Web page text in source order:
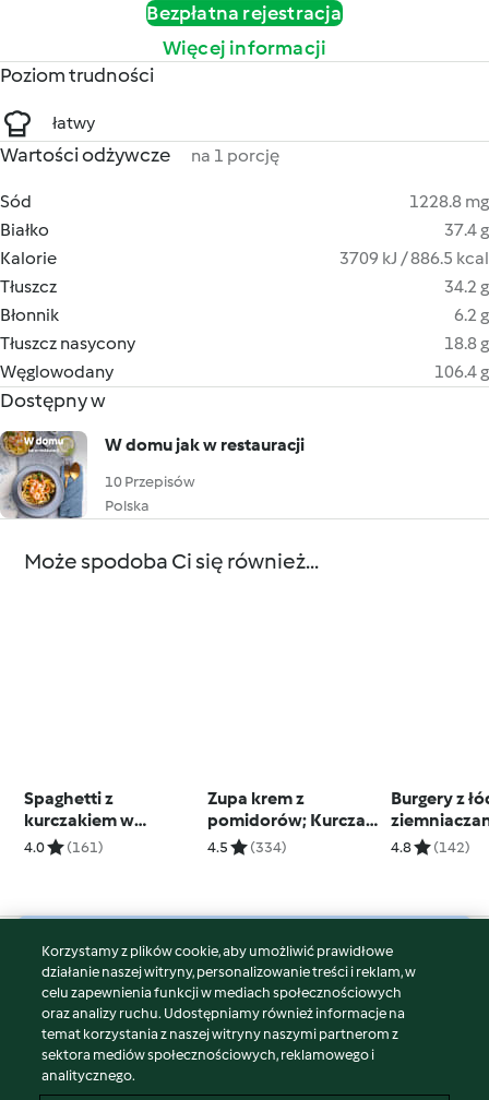
Bezpłatna rejestracja
Więcej informacji
Poziom trudności
łatwy
Wartości odżywcze na 1 porcję
Sód
1228.8 mg
Białko
37.4 g
Kalorie
3709 kJ / 886.5 kcal
Tłuszcz
34.2 g
Błonnik
6.2 g
Tłuszcz nasycony
18.8 g
Węglowodany
106.4 g
Dostępny w
W domu jak w restauracji
10 Przepisów
Polska
Może spodoba Ci się również...
Spaghetti z
kurczakiem w
kremowym sosie
4.0 (161)
Zupa krem z
pomidorów; Kurczak
z warzywnym ryżem
4.5 (334)
Burgery z
4.8 (142)
© Copyright 2026
Warunki korzystania
Polityka prywatności
Disclaimer
Znak wydawcy
Korzystamy z plików cookie, aby umożliwić prawidłowe
działanie naszej witryny, personalizowanie treści i reklam, w
celu zapewnienia funkcji w mediach społecznościowych
oraz analizy ruchu. Udostępniamy również informacje na
temat korzystania z naszej witryny naszymi partnerom z
sektora mediów społecznościowych, reklamowego i
analitycznego.